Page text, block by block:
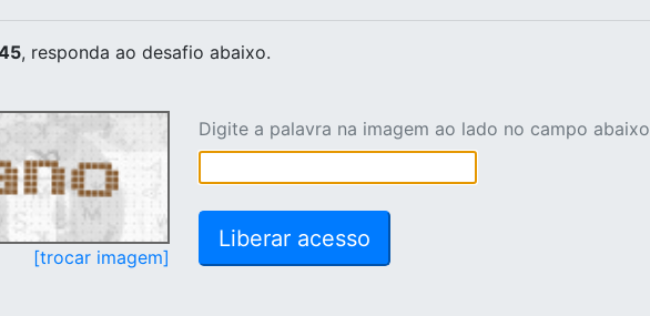
, responda ao desafio abaixo.
[trocar imagem]
Digite a palavra na imagem ao lado no campo abaixo